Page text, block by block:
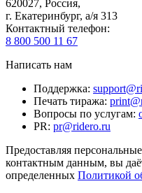
620027, Россия,
г. Екатеринбург, а/я 313
Контактный телефон:
8 800 500 11 67
Написать нам
Поддержка:
Печать тиража:
Вопросы по услугам:
PR: pr@ridero.ru
Предоставляя
контактным данным, вы
определенных Политикой